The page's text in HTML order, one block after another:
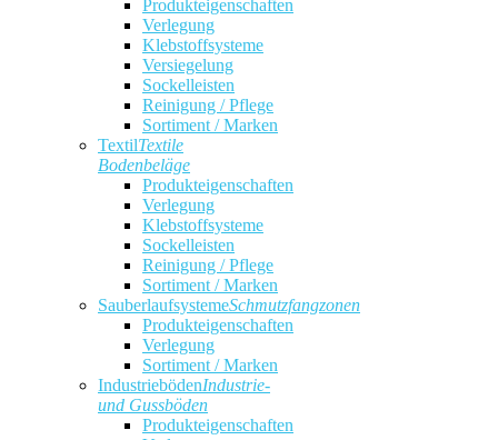
Produkteigenschaften
Verlegung
Klebstoffsysteme
Versiegelung
Sockelleisten
Reinigung / Pflege
Sortiment / Marken
TextilTextile
Bodenbeläge
Produkteigenschaften
Verlegung
Klebstoffsysteme
Sockelleisten
Reinigung / Pflege
Sortiment / Marken
SauberlaufsystemeSchmutzfangzonen
Produkteigenschaften
Verlegung
Sortiment / Marken
IndustriebödenIndustrie-
und Gussböden
Produkteigenschaften